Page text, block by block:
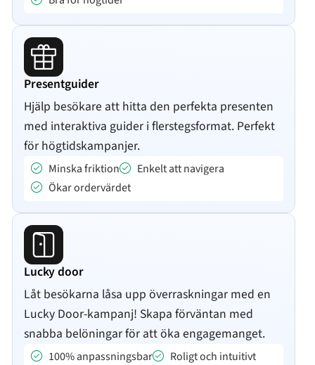
Presentguider
Hjälp besökare att hitta den perfekta presenten
med interaktiva guider i flerstegsformat. Perfekt
för högtidskampanjer.
Minska friktion
Enkelt att navigera
Ökar ordervärdet
Lucky door
Låt besökarna låsa upp överraskningar med en
Lucky Door-kampanj! Skapa förväntan med
snabba belöningar för att öka engagemanget.
100% anpassningsbar
Roligt och intuitivt